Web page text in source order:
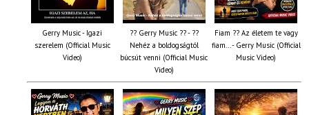
Gerry Music - Igazi
szerelem (Official Music
Video)
?? Gerry Music ?? - ??
Nehéz a boldogságtól
búcsút venni (Official Music
Video)
Fiam ?‍? Az életem te vagy
fiam... - Gerry Music (Official
Music Video)